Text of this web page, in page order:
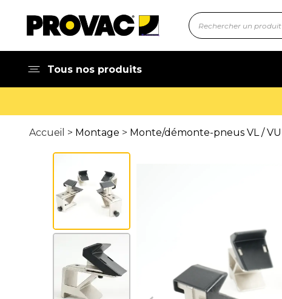
Tous nos produits
Accueil > Montage > Monte/démonte-pneus VL /